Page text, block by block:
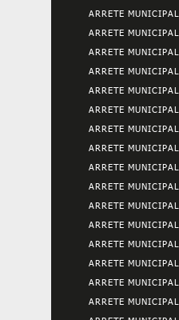
ARRETE
ARRETE
ARRETE
ARRETE
ARRETE
ARRETE
ARRETE
ARRETE
ARRETE
ARRETE
ARRETE
ARRETE
ARRETE
ARRETE
ARRETE
ARRETE